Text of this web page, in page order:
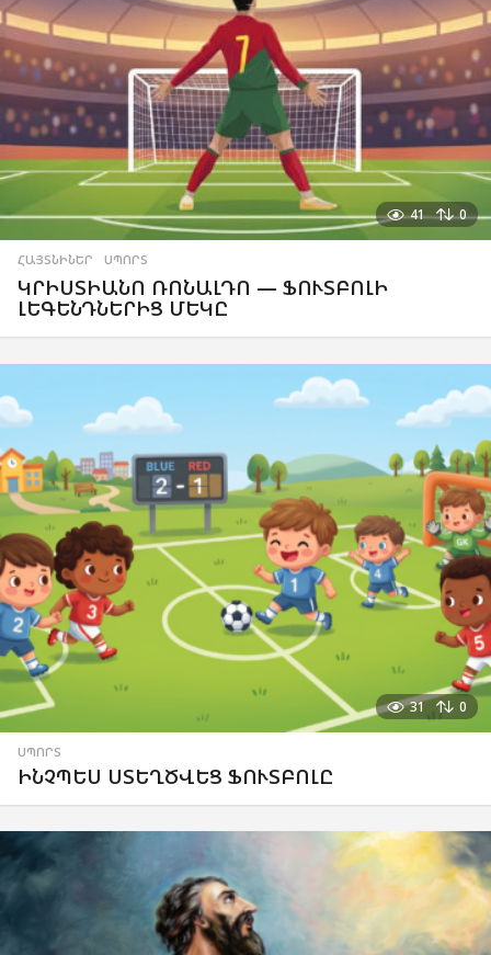
41 0
ՀԱՅՏՆԻՆԵՐ ,ՍՊՈՐՏ
ԿՐԻՍՏԻԱՆՈ ՌՈՆԱԼԴՈ — ՖՈՒՏԲՈԼԻ
ԼԵԳԵՆԴՆԵՐԻՑ ՄԵԿԸ
31 0
ՍՊՈՐՏ
ԻՆՉՊԵՍ ՍՏԵՂԾՎԵՑ ՖՈՒՏԲՈԼԸ